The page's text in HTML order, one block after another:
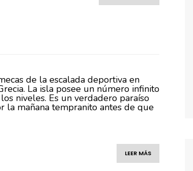
de la escalada deportiva en
La isla posee un número infinito
niveles. Es un verdadero paraíso
la mañana tempranito antes de que
LEER MÁS